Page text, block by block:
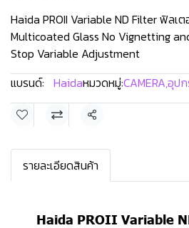
Haida PROII Variable ND Filter ฟิลเ
Multicoated Glass No Vignetting
Stop Variable Adjustment
แบรนด์: Haidaหมวดหมู่:CAMERA,อุป
แชร์
รายละเอียดสินค้า
Haida PROII Variable